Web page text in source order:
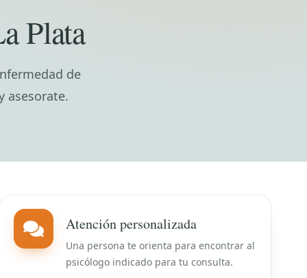
Plata
de
asesorate.
Atención personalizada
Una persona te orienta para encontrar al
psicólogo indicado para tu consulta.